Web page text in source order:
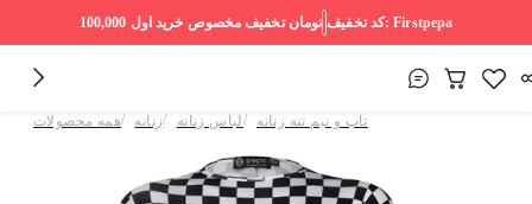
100,000 تومان تخفیف مخصوص خرید اول کد تخفیف:Firstpepa
همه محصولات/ زنانه/ لباس زنانه/ تاپ و نیم تنه زنانه